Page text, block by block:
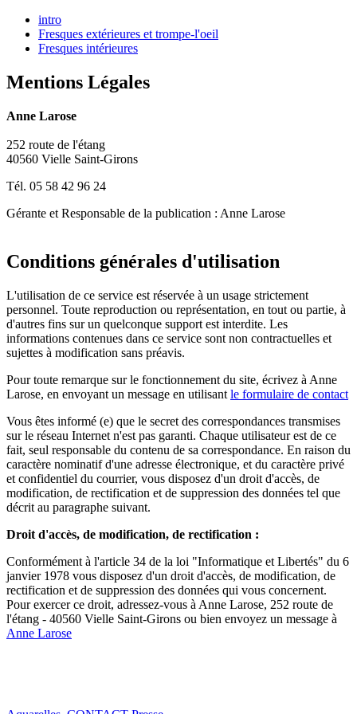
intro
Fresques extérieures et trompe-l'oeil
Fresques intérieures
Mentions Légales
Anne Larose
252 route de l'étang
40560 Vielle Saint-Girons
Tél. 05 58 42 96 24
Gérante et Responsable de la publication : Anne Larose
Conditions générales d'utilisation
L'utilisation de ce service est réservée à un usage strictement
personnel. Toute reproduction ou représentation, en tout ou partie, à
d'autres fins sur un quelconque support est interdite. Les
informations contenues dans ce service sont non contractuelles et
sujettes à modification sans préavis.
Pour toute remarque sur le fonctionnement du site, écrivez à Anne
Larose, en envoyant un message en utilisant le formulaire de contact
Vous êtes informé (e) que le secret des correspondances transmises
sur le réseau Internet n'est pas garanti. Chaque utilisateur est de ce
fait, seul responsable du contenu de sa correspondance. En raison du
caractère nominatif d'une adresse électronique, et du caractère privé
et confidentiel du courrier, vous disposez d'un droit d'accès, de
modification, de rectification et de suppression des données tel que
décrit au paragraphe suivant.
Droit d'accès, de modification, de rectification :
Conformément à l'article 34 de la loi "Informatique et Libertés" du 6
janvier 1978 vous disposez d'un droit d'accès, de modification, de
rectification et de suppression des données qui vous concernent.
Pour exercer ce droit, adressez-vous à Anne Larose, 252 route de
l'étang - 40560 Vielle Saint-Girons ou bien envoyez un message à
Anne Larose